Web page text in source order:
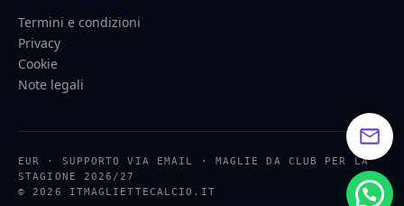
Termini e condizioni
Privacy
Cookie
Note legali
EUR · SUPPORTO VIA EMAIL · MAGLIE DA CLUB PER LA
STAGIONE 2026/27
© 2026 ITMAGLIETTECALCIO.IT